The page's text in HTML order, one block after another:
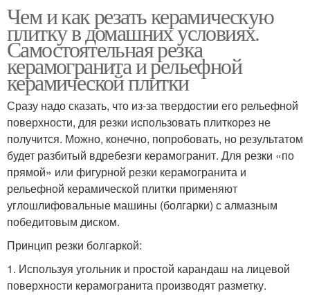
Чем и как резать керамическую
плитку в домашних условиях.
Самостоятельная резка
керамогранита и рельефной
керамической плитки
Сразу надо сказать, что из-за твердостии его рельефной
поверхности, для резки использовать плиткорез не
получится. Можно, конечно, попробовать, но результатом
будет разбитый вдребезги керамогранит. Для резки «по
прямой» или фигурной резки керамогранита и
рельефной керамической плитки применяют
углошлифовальные машины (болгарки) с алмазным
победитовым диском.
Принцип резки болгаркой:
1. Используя угольник и простой карандаш на лицевой
поверхности керамогранита производят разметку.